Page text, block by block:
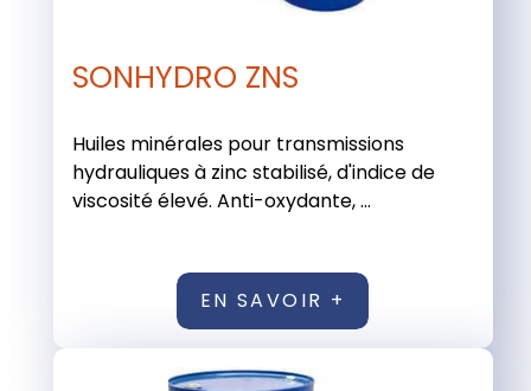
SONHYDRO ZNS
Huiles minérales pour transmissions
hydrauliques à zinc stabilisé, d'indice de
viscosité élevé. Anti-oxydante, ...
EN SAVOIR +